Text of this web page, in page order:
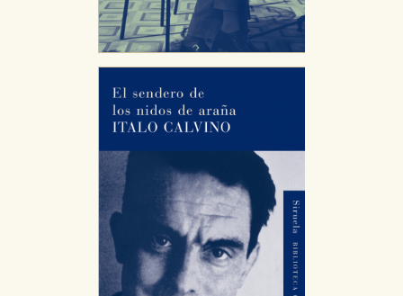
Estas cookies son necesarias para que nuestro sitio web
funcione y no es posible deshabilitarlas desde nuestro
sistema. Es posible hacerlo desde el navegador, pero en
ese caso es posible que algunas áreas de nuestra web
Cookies de rendimiento y analíticas
Estas cookies se utilizan para mejorar su experiencia de
navegación y optimizar el funcionamiento de nuestro
sitio web. Almacenan configuraciones de servicios para
que no tenga que reconfigurarlos cada vez que nos
visita. La información es agregada y, por lo tanto, es
anónima.
Cookies de publicidad y redes sociales
Estas cookies son gestionadas por nuestros socios
publicitarios y se utilizan para mostrar publicidad
relevante para sus intereses en otros sitios. No
almacenan directamente información personal sino
que se basan en la identificación única de su navegador
y dispositivo de internet.